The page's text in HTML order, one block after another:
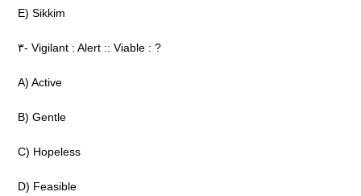
E) Sikkim
۳- Vigilant : Alert :: Viable : ?
A) Active
B) Gentle
C) Hopeless
D) Feasible